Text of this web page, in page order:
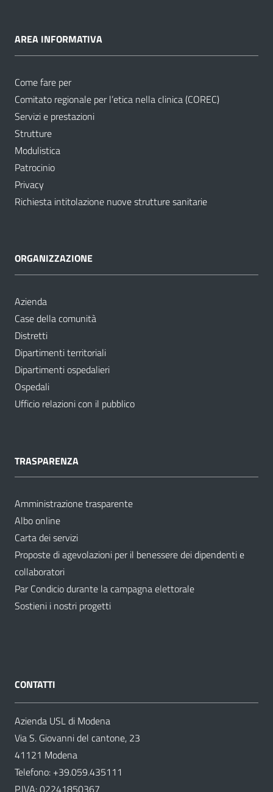
AREA INFORMATIVA
Come fare per
Comitato regionale per l’etica nella clinica (COREC)
Servizi e prestazioni
Strutture
Modulistica
Patrocinio
Privacy
Richiesta intitolazione nuove strutture sanitarie
ORGANIZZAZIONE
Azienda
Case della comunità
Distretti
Dipartimenti territoriali
Dipartimenti ospedalieri
Ospedali
Ufficio relazioni con il pubblico
TRASPARENZA
Amministrazione trasparente
Albo online
Carta dei servizi
Proposte di agevolazioni per il benessere dei dipendenti e
collaboratori
Par Condicio durante la campagna elettorale
Sostieni i nostri progetti
CONTATTI
Azienda USL di Modena
Via S. Giovanni del cantone, 23
41121 Modena
Telefono: +39.059.435111
P.IVA: 02241850367